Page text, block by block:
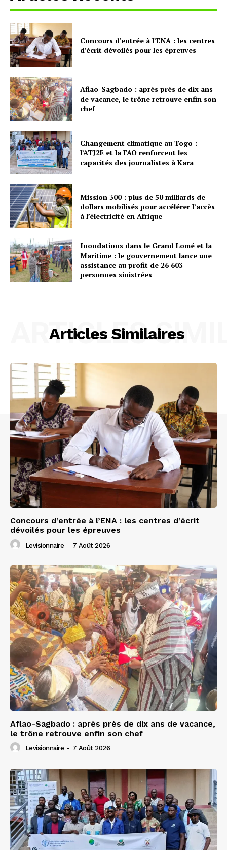
Concours d’entrée à l’ENA : les centres
d’écrit dévoilés pour les épreuves
Aflao-Sagbado : après près de dix ans
de vacance, le trône retrouve enfin son
chef
Changement climatique au Togo :
l’ATJ2E et la FAO renforcent les
capacités des journalistes à Kara
Mission 300 : plus de 50 milliards de
dollars mobilisés pour accélérer l’accès
à l’électricité en Afrique
Inondations dans le Grand Lomé et la
Maritime : le gouvernement lance une
assistance au profit de 26 603
personnes sinistrées
Articles Similaires
ARTICLES
Concours d’entrée à l’ENA : les centres d’écrit
dévoilés pour les épreuves
Levisionnaire - 7 Août 2026
Aflao-Sagbado : après près de dix ans de vacance,
le trône retrouve enfin son chef
Levisionnaire - 7 Août 2026